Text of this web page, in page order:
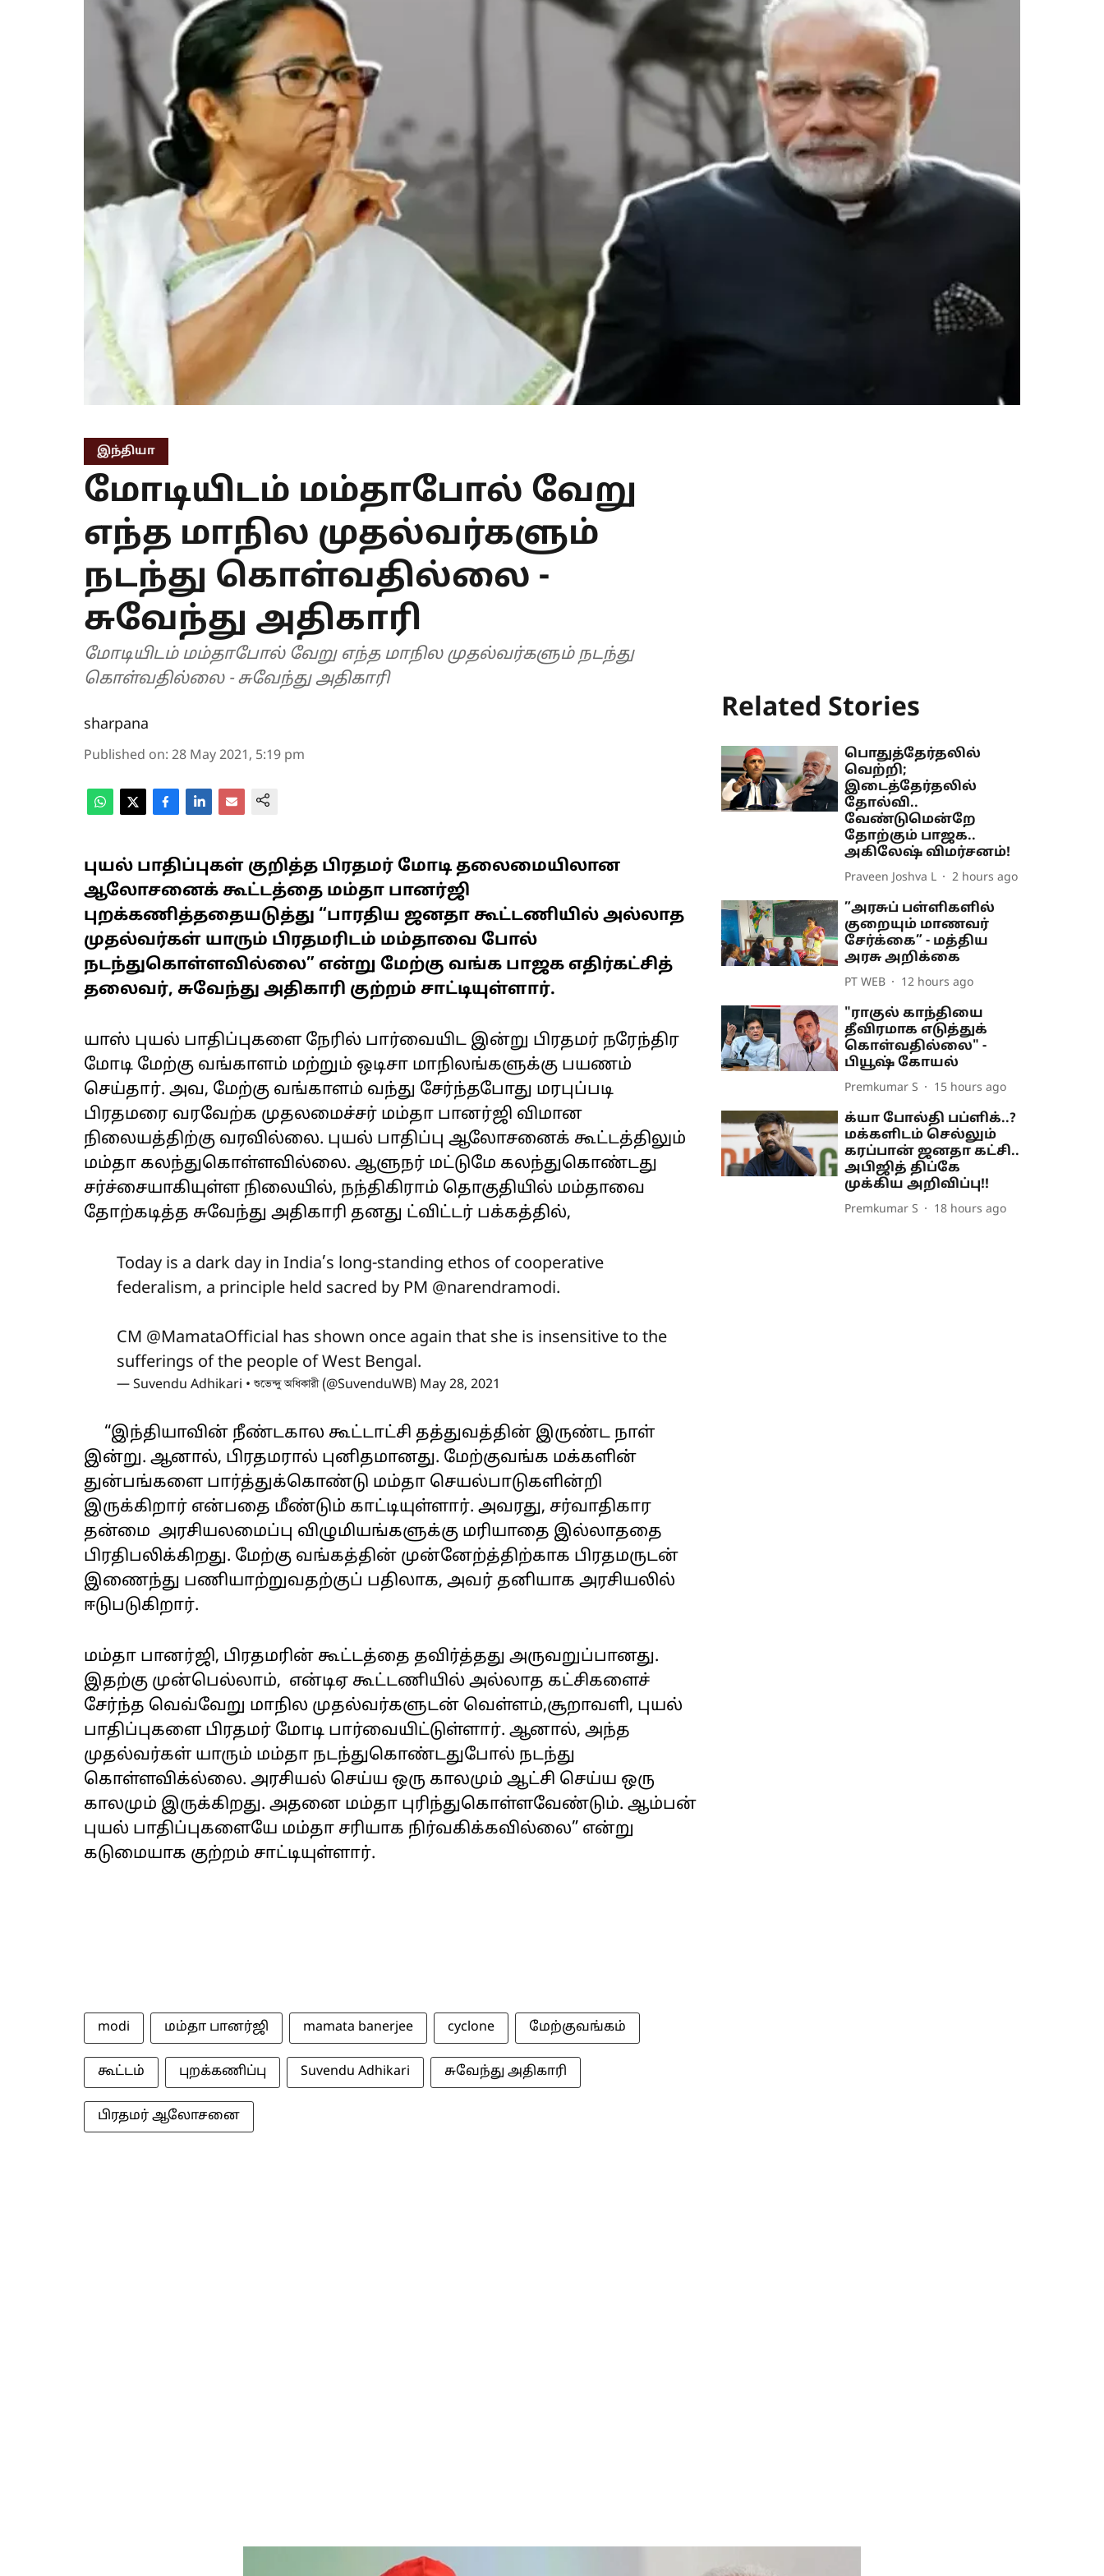
இந்தியா
மோடியிடம் மம்தாபோல் வேறு
எந்த மாநில முதல்வர்களும்
நடந்து கொள்வதில்லை -
சுவேந்து அதிகாரி
மோடியிடம் மம்தாபோல் வேறு எந்த மாநில முதல்வர்களும் நடந்து
கொள்வதில்லை - சுவேந்து அதிகாரி
sharpana
Published on: 28 May 2021, 5:19 pm
புயல் பாதிப்புகள் குறித்த பிரதமர் மோடி தலைமையிலான
ஆலோசனைக் கூட்டத்தை மம்தா பானர்ஜி
புறக்கணித்ததையடுத்து “பாரதிய ஜனதா கூட்டணியில் அல்லாத
முதல்வர்கள் யாரும் பிரதமரிடம் மம்தாவை போல்
நடந்துகொள்ளவில்லை” என்று மேற்கு வங்க பாஜக எதிர்கட்சித்
தலைவர், சுவேந்து அதிகாரி குற்றம் சாட்டியுள்ளார்.
யாஸ் புயல் பாதிப்புகளை நேரில் பார்வையிட இன்று பிரதமர் நரேந்திர
மோடி மேற்கு வங்காளம் மற்றும் ஒடிசா மாநிலங்களுக்கு பயணம்
செய்தார். அவ, மேற்கு வங்காளம் வந்து சேர்ந்தபோது மரபுப்படி
பிரதமரை வரவேற்க முதலமைச்சர் மம்தா பானர்ஜி விமான
நிலையத்திற்கு வரவில்லை. புயல் பாதிப்பு ஆலோசனைக் கூட்டத்திலும்
மம்தா கலந்துகொள்ளவில்லை. ஆளுநர் மட்டுமே கலந்துகொண்டது
சர்ச்சையாகியுள்ள நிலையில், நந்திகிராம் தொகுதியில் மம்தாவை
தோற்கடித்த சுவேந்து அதிகாரி தனது ட்விட்டர் பக்கத்தில்,
Today is a dark day in India’s long-standing ethos of cooperative
federalism, a principle held sacred by PM @narendramodi.
CM @MamataOfficial has shown once again that she is insensitive to the
sufferings of the people of West Bengal.
— Suvendu Adhikari • শুভেন্দু অধিকারী (@SuvenduWB) May 28, 2021
“இந்தியாவின் நீண்டகால கூட்டாட்சி தத்துவத்தின் இருண்ட நாள்
இன்று. ஆனால், பிரதமரால் புனிதமானது. மேற்குவங்க மக்களின்
துன்பங்களை பார்த்துக்கொண்டு மம்தா செயல்பாடுகளின்றி
இருக்கிறார் என்பதை மீண்டும் காட்டியுள்ளார். அவரது, சர்வாதிகார
தன்மை அரசியலமைப்பு விழுமியங்களுக்கு மரியாதை இல்லாததை
பிரதிபலிக்கிறது. மேற்கு வங்கத்தின் முன்னேற்த்திற்காக பிரதமருடன்
இணைந்து பணியாற்றுவதற்குப் பதிலாக, அவர் தனியாக அரசியலில்
ஈடுபடுகிறார்.
மம்தா பானர்ஜி, பிரதமரின் கூட்டத்தை தவிர்த்தது அருவறுப்பானது.
இதற்கு முன்பெல்லாம், என்டிஏ கூட்டணியில் அல்லாத கட்சிகளைச்
சேர்ந்த வெவ்வேறு மாநில முதல்வர்களுடன் வெள்ளம்,சூறாவளி, புயல்
பாதிப்புகளை பிரதமர் மோடி பார்வையிட்டுள்ளார். ஆனால், அந்த
முதல்வர்கள் யாரும் மம்தா நடந்துகொண்டதுபோல் நடந்து
கொள்ளவிக்ல்லை. அரசியல் செய்ய ஒரு காலமும் ஆட்சி செய்ய ஒரு
காலமும் இருக்கிறது. அதனை மம்தா புரிந்துகொள்ளவேண்டும். ஆம்பன்
புயல் பாதிப்புகளையே மம்தா சரியாக நிர்வகிக்கவில்லை” என்று
கடுமையாக குற்றம் சாட்டியுள்ளார்.
modi மம்தா பானர்ஜி mamata banerjee cyclone மேற்குவங்கம்
கூட்டம் புறக்கணிப்பு Suvendu Adhikari சுவேந்து அதிகாரி
பிரதமர் ஆலோசனை
Related Stories
பொதுத்தேர்தலில்
வெற்றி;
இடைத்தேர்தலில்
தோல்வி..
வேண்டுமென்றே
தோற்கும் பாஜக..
அகிலேஷ் விமர்சனம்!
Praveen Joshva L 2 hours ago
”அரசுப் பள்ளிகளில்
குறையும் மாணவர்
சேர்க்கை” - மத்திய
அரசு அறிக்கை
PT WEB 12 hours ago
"ராகுல் காந்தியை
தீவிரமாக எடுத்துக்
கொள்வதில்லை" -
பியூஷ் கோயல்
Premkumar S 15 hours ago
க்யா போல்தி பப்ளிக்..?
மக்களிடம் செல்லும்
கரப்பான் ஜனதா கட்சி..
அபிஜித் திப்கே
முக்கிய அறிவிப்பு!!
Premkumar S 18 hours ago